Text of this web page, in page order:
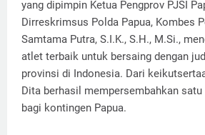
yang dipimpin Ketua Pengprov PJSI
Dirreskrimsus Polda Papua, Kombes
Samtama Putra, S.I.K., S.H., M.Si.,
atlet terbaik untuk bersaing dengan
provinsi di Indonesia. Dari
Dita berhasil mempersembahkan
bagi kontingen Papua.